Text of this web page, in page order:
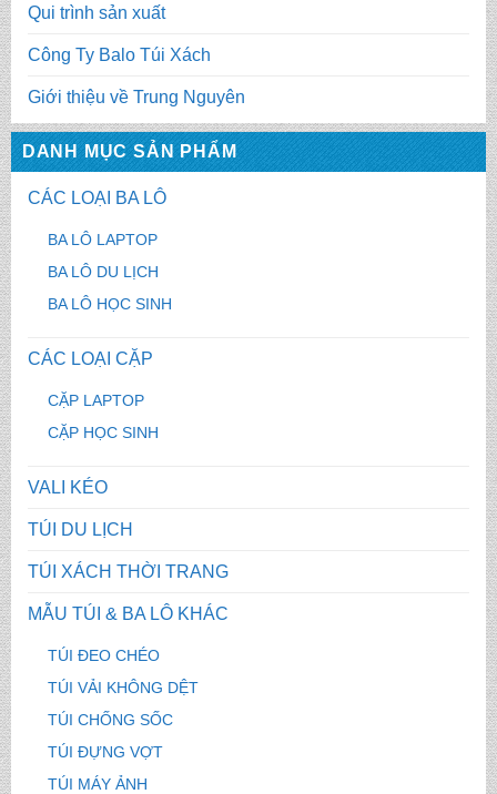
Qui trình sản xuất
Công Ty Balo Túi Xách
Giới thiệu về Trung Nguyên
DANH MỤC SẢN PHẨM
CÁC LOẠI BA LÔ
BA LÔ LAPTOP
BA LÔ DU LỊCH
BA LÔ HỌC SINH
CÁC LOẠI CẶP
CẶP LAPTOP
CẶP HỌC SINH
VALI KÉO
TÚI DU LỊCH
TÚI XÁCH THỜI TRANG
MẪU TÚI & BA LÔ KHÁC
TÚI ĐEO CHÉO
TÚI VẢI KHÔNG DỆT
TÚI CHỐNG SỐC
TÚI ĐỰNG VỢT
TÚI MÁY ẢNH